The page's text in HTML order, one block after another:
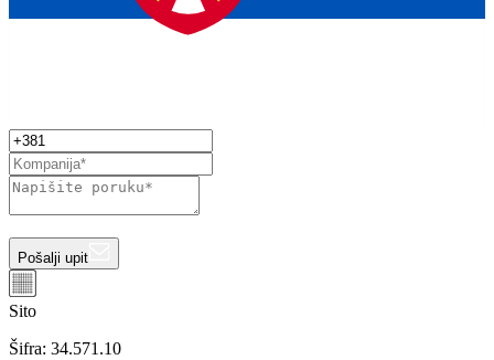
Pošalji upit
Sito
Šifra: 34.571.10